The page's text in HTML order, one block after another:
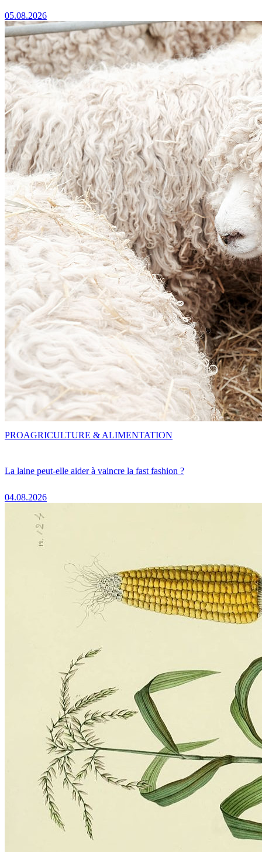
05.08.2026
La laine peut-elle aider à vaincre la fast fashion ?
04.08.2026
PROAGRICULTURE & ALIMENTATION